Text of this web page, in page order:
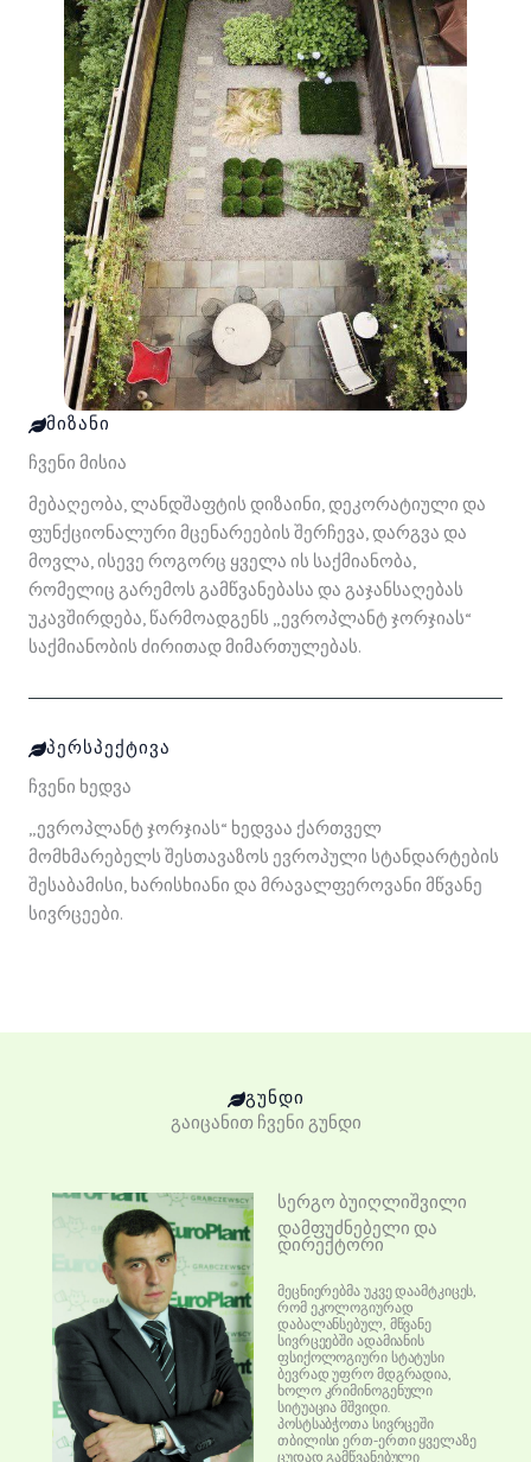
ᲛᲘᲖᲐᲜᲘ
ჩვენი მისია
მებაღეობა, ლანდშაფტის დიზაინი, დეკორატიული და
ფუნქციონალური მცენარეების შერჩევა, დარგვა და
მოვლა, ისევე როგორც ყველა ის საქმიანობა,
რომელიც გარემოს გამწვანებასა და გაჯანსაღებას
უკავშირდება, წარმოადგენს „ევროპლანტ ჯორჯიას“
საქმიანობის ძირითად მიმართულებას.
ᲞᲔᲠᲡᲞᲔᲥᲢᲘᲕᲐ
ჩვენი ხედვა
„ევროპლანტ ჯორჯიას“ ხედვაა ქართველ
მომხმარებელს შესთავაზოს ევროპული სტანდარტების
შესაბამისი, ხარისხიანი და მრავალფეროვანი მწვანე
სივრცეები.
ᲒᲣᲜᲓᲘ
გაიცანით ჩვენი გუნდი
სერგო ბუიღლიშვილი
დამფუძნებელი და
დირექტორი
მეცნიერებმა უკვე დაამტკიცეს,
რომ ეკოლოგიურად
დაბალანსებულ, მწვანე
სივრცეებში ადამიანის
ფსიქოლოგიური სტატუსი
ბევრად უფრო მდგრადია,
ხოლო კრიმინოგენული
სიტუაცია მშვიდი.
პოსტსაბჭოთა სივრცეში
თბილისი ერთ-ერთი ყველაზე
ცუდად გამწვანებული